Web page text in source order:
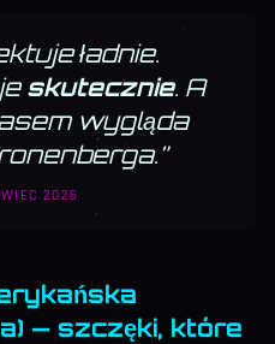
ładnie.
skutecznie. A
wygląda
”
2026
— szczęki, które